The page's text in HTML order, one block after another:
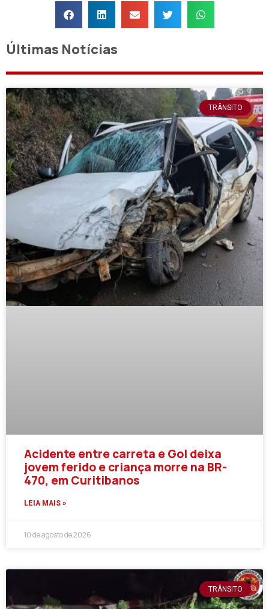
Últimas Notícias
TRÂNSITO
Acidente entre carreta e Gol deixa
jovem ferido e criança morre na BR-
470, em Curitibanos
LEIA MAIS »
10 de agosto de 2026
TRÂNSITO